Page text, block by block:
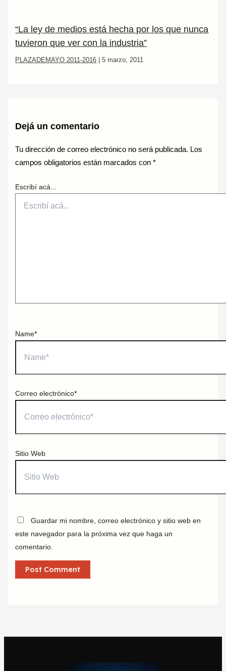
“La ley de medios está hecha por los que nunca
tuvieron que ver con la industria”
PLAZADEMAYO 2011-2016 |5 marzo, 2011
Dejá un comentario
Tu dirección de correo electrónico no será publicada. Los
campos obligatorios están marcados con*
Escribí acá...
Name*
Correo electrónico*
Sitio Web
Guardar mi nombre, correo electrónico y sitio web en
este navegador para la próxima vez que haga un
comentario.